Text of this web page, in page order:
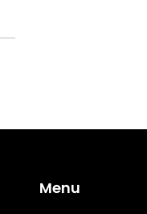
Menu